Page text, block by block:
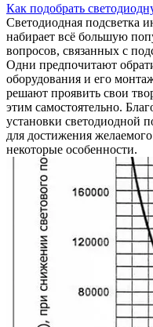
Как подобрать
Светодиодная подсветка
набирает всё большую
вопросов, связанных с
Одни предпочитают
оборудования и его
решают проявить свои
этим самостоятельно.
установки светодиодной
для достижения желаемого
некоторые особенности.